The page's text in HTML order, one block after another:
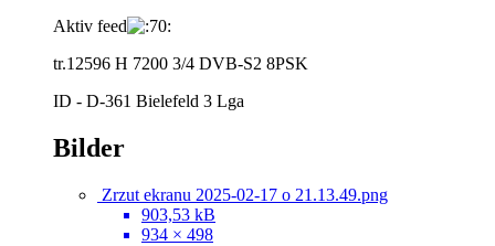
Aktiv feed
tr.12596 H 7200 3/4 DVB-S2 8PSK
ID - D-361 Bielefeld 3 Lga
Bilder
Zrzut ekranu 2025-02-17 o 21.13.49.png
903,53 kB
934 × 498